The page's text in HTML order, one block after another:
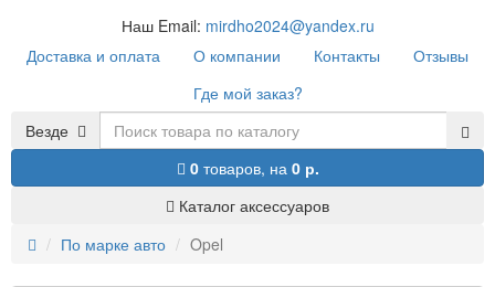
Наш Email: mirdho2024@yandex.ru
Доставка и оплата
О компании Контакты
Отзывы
Где мой заказ?
Везде
0товаров, на 0 р.
Каталог аксессуаров
По марке авто
Opel